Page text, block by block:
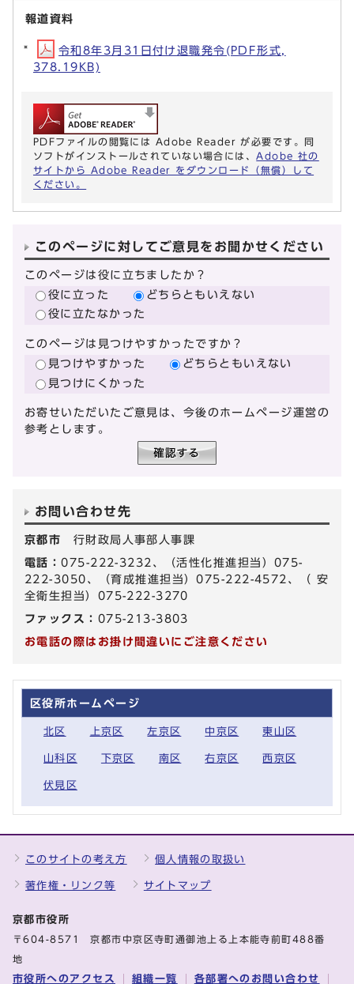
報道資料
令和8年3月31日付け退職発令(PDF形式,
378.19KB)
PDFファイルの閲覧には Adobe Reader が必要です。同
ソフトがインストールされていない場合には、 Adobe 社の
サイトから Adobe Reader をダウンロード（無償）して
ください。
このページに対してご意見をお聞かせください
このページは役に立ちましたか？
役に立った
どちらともいえない
役に立たなかった
このページは見つけやすかったですか？
見つけやすかった
どちらともいえない
見つけにくかった
お寄せいただいたご意見は、今後のホームページ運営の
参考とします。
お問い合わせ先
京都市 行財政局人事部人事課
電話：075-222-3232、（活性化推進担当）075-
222-3050、（育成推進担当）075-222-4572、（ 安
全衛生担当）075-222-3270
ファックス： 075-213-3803
お電話の際はお掛け間違いにご注意ください
区役所ホームページ
北区 上京区 左京区 中京区 東山区
山科区 下京区 南区 右京区 西京区
伏見区
このサイトの考え方 個人情報の取扱い
著作権・リンク等 サイトマップ
京都市役所
〒604-8571 京都市中京区寺町通御池上る上本能寺前町488番
地
市役所へのアクセス 組織一覧 各部署へのお問い合わせ